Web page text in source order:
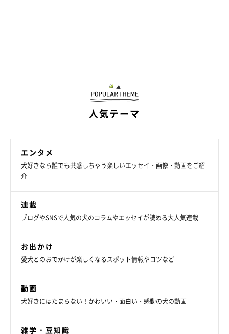
玄関でフリーズしていたカッパ隊ですが、その後はお散歩に無事
ても可愛いですね♪
人気テーマ
エンタメ
犬好きなら誰でも共感しちゃう楽しいエッセイ・画像・動画をご紹
介
連載
ブログやSNSで人気の犬のコラムやエッセイが読める大人気連載
お出かけ
愛犬とのおでかけが楽しくなるスポット情報やコツなど
動画
犬好きにはたまらない！かわいい・面白い・感動の犬の動画
雑学・豆知識